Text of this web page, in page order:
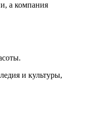
а компания
и культуры,